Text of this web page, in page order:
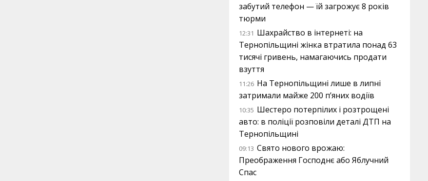
забутий телефон — їй загрожує 8 років
тюрми
12:31 Шахрайство в інтернеті: на
Тернопільщині жінка втратила понад 63
тисячі гривень, намагаючись продати
взуття
11:26 На Тернопільщині лише в липні
затримали майже 200 п’яних водіїв
10:35 Шестеро потерпілих і розтрощені
авто: в поліції розповіли деталі ДТП на
Тернопільщині
09:13 Свято нового врожаю:
Преображення Господнє або Яблучний
Спас